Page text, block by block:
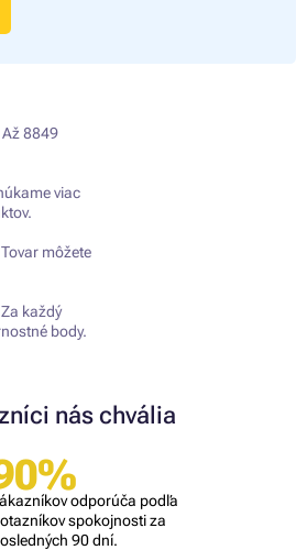
Až 8849
viac
Tovar môžete
Za každý
body.
nás chvália
odporúča podľa
spokojnosti za
90 dní.